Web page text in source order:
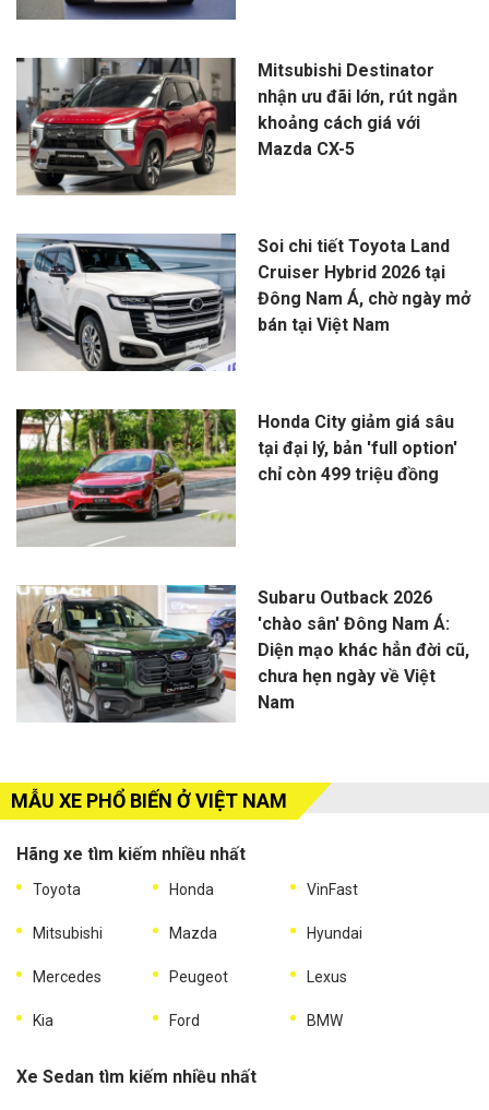
Mitsubishi Destinator
nhận ưu đãi lớn, rút ngắn
khoảng cách giá với
Mazda CX-5
Soi chi tiết Toyota Land
Cruiser Hybrid 2026 tại
Đông Nam Á, chờ ngày mở
bán tại Việt Nam
Honda City giảm giá sâu
tại đại lý, bản 'full option'
chỉ còn 499 triệu đồng
Subaru Outback 2026
'chào sân' Đông Nam Á:
Diện mạo khác hẳn đời cũ,
chưa hẹn ngày về Việt
Nam
MẪU XE PHỔ BIẾN Ở VIỆT NAM
Hãng xe tìm kiếm nhiều nhất
Toyota Honda VinFast
Mitsubishi Mazda Hyundai
Mercedes Peugeot Lexus
Kia Ford BMW
Xe Sedan tìm kiếm nhiều nhất